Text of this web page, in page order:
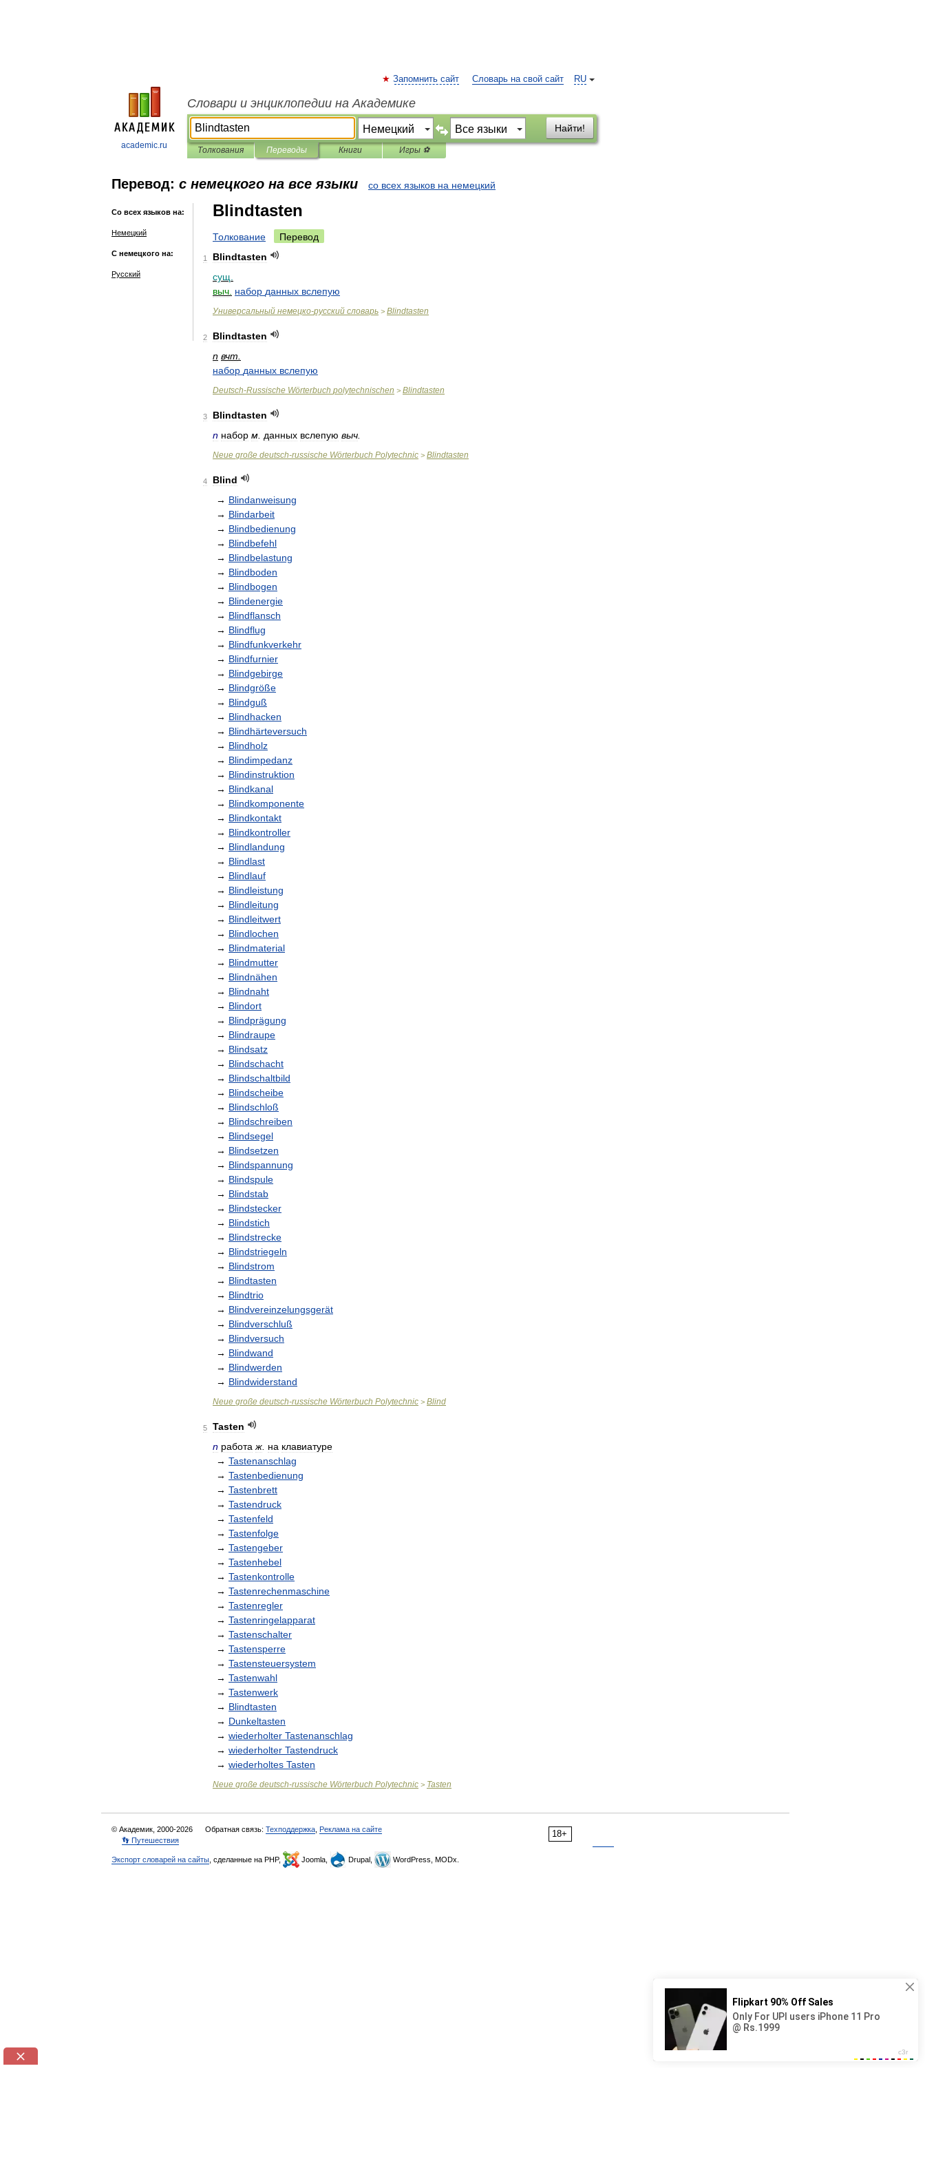
academic.ru
RU
Запомнить сайт Словарь на свой сайт
Словари и энциклопедии на Академике
Найти!
Толкования Переводы Книги Игры ⚽
Перевод: с немецкого на все языки со всех языков на немецкий
Со всех языков на:
Немецкий
С немецкого на:
Русский
Blindtasten
Толкование Перевод
1
Blindtasten
сущ
выч набор данных вслепую
Универсальный немецко-русский словарь > Blindtasten
2
Blindtasten
n вчт
набор данных вслепую
Deutsch-Russische Wörterbuch polytechnischen > Blindtasten
3
Blindtasten
n набор м данных вслепую выч
Neue große deutsch-russische Wörterbuch Polytechnic > Blindtasten
4
Blind
→ Blindanweisung
→ Blindarbeit
→ Blindbedienung
→ Blindbefehl
→ Blindbelastung
→ Blindboden
→ Blindbogen
→ Blindenergie
→ Blindflansch
→ Blindflug
→ Blindfunkverkehr
→ Blindfurnier
→ Blindgebirge
→ Blindgröße
→ Blindguß
→ Blindhacken
→ Blindhärteversuch
→ Blindholz
→ Blindimpedanz
→ Blindinstruktion
→ Blindkanal
→ Blindkomponente
→ Blindkontakt
→ Blindkontroller
→ Blindlandung
→ Blindlast
→ Blindlauf
→ Blindleistung
→ Blindleitung
→ Blindleitwert
→ Blindlochen
→ Blindmaterial
→ Blindmutter
→ Blindnähen
→ Blindnaht
→ Blindort
→ Blindprägung
→ Blindraupe
→ Blindsatz
→ Blindschacht
→ Blindschaltbild
→ Blindscheibe
→ Blindschloß
→ Blindschreiben
→ Blindsegel
→ Blindsetzen
→ Blindspannung
→ Blindspule
→ Blindstab
→ Blindstecker
→ Blindstich
→ Blindstrecke
→ Blindstriegeln
→ Blindstrom
→ Blindtasten
→ Blindtrio
→ Blindvereinzelungsgerät
→ Blindverschluß
→ Blindversuch
→ Blindwand
→ Blindwerden
→ Blindwiderstand
Neue große deutsch-russische Wörterbuch Polytechnic > Blind
5
Tasten
n работа ж на клавиатуре
→ Tastenanschlag
→ Tastenbedienung
→ Tastenbrett
→ Tastendruck
→ Tastenfeld
→ Tastenfolge
→ Tastengeber
→ Tastenhebel
→ Tastenkontrolle
→ Tastenrechenmaschine
→ Tastenregler
→ Tastenringelapparat
→ Tastenschalter
→ Tastensperre
→ Tastensteuersystem
→ Tastenwahl
→ Tastenwerk
→ Blindtasten
→ Dunkeltasten
→ wiederholter Tastenanschlag
→ wiederholter Tastendruck
→ wiederholtes Tasten
Neue große deutsch-russische Wörterbuch Polytechnic > Tasten
18+
© Академик, 2000-2026 Обратная связь: Техподдержка Реклама на сайте
👣 Путешествия
Экспорт словарей на сайты , сделанные на PHP, Joomla, Drupal, WordPress, MODx.